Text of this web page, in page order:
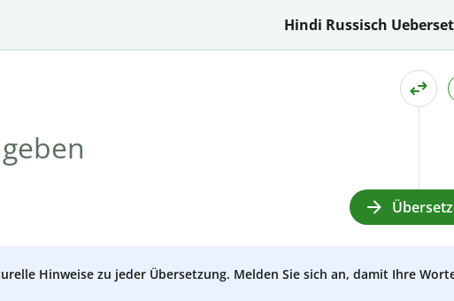
Hindi Russisch
Hinweise zu jeder Übersetzung. Melden Sie sich an, damit Ihre